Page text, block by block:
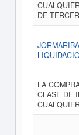
DE
LA
CLASE DE